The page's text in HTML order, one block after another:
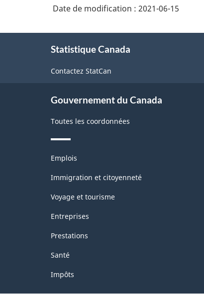
Date de modification : 2021-06-15
Statistique Canada
Contactez StatCan
Gouvernement du Canada
Toutes les coordonnées
Thèmes
sujets
Emplois
Immigration et citoyenneté
Voyage et tourisme
Entreprises
Prestations
Santé
Impôts